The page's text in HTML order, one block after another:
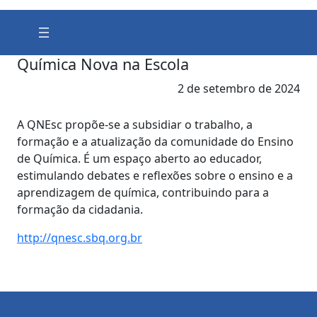
Química Nova na Escola
2 de setembro de 2024
A QNEsc propõe-se a subsidiar o trabalho, a
formação e a atualização da comunidade do Ensino
de Química. É um espaço aberto ao educador,
estimulando debates e reflexões sobre o ensino e a
aprendizagem de química, contribuindo para a
formação da cidadania.
http://qnesc.sbq.org.br